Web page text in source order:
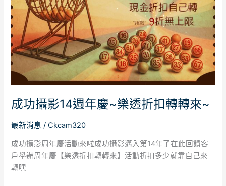
成功攝影14週年慶~樂透折扣轉轉來~
最新消息 /Ckcam320
成功攝影周年慶活動來啦成功攝影邁入第14年了在此回饋客
戶舉辦周年慶【樂透折扣轉轉來】活動折扣多少就靠自己來
轉嘿
週
年
慶
~
樂
透
轉
來
~